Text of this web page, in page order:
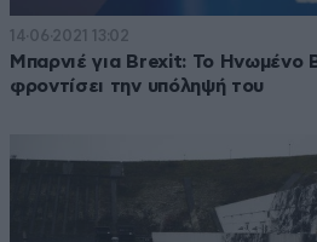
14·06·2021 13:02
Μπαρνιέ για Brexit: Το Ηνωμένο
φροντίσει την υπόληψή του